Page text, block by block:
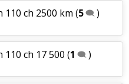
110 ch 2500 km (5 )
110 ch 17 500 (1 )